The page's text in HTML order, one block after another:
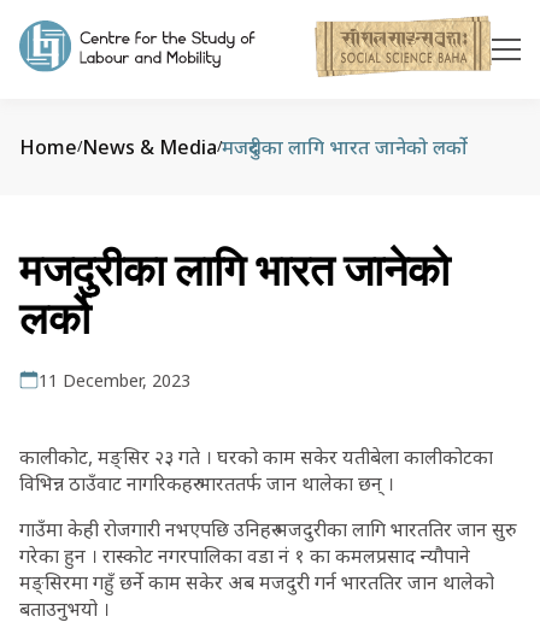
Home/News & Media/मजदुरीका लागि भारत जानेको लर्को
मजदुरीका लागि भारत जानेको
लर्को
11 December, 2023
कालीकोट, मङ्सिर २३ गते । घरको काम सकेर यतीबेला कालीकोटका
विभिन्न ठाउँवाट नागरिकहरु भारततर्फ जान थालेका छन् ।
गाउँमा केही रोजगारी नभएपछि उनिहरु मजदुरीका लागि भारततिर जान सुरु
गरेका हुन । रास्कोट नगरपालिका वडा नं १ का कमलप्रसाद न्यौपाने
मङ्सिरमा गहुँ छर्ने काम सकेर अब मजदुरी गर्न भारततिर जान थालेको
बताउनुभयो ।